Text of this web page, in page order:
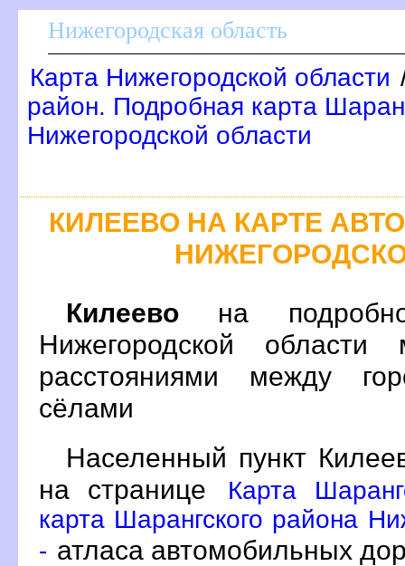
Нижегородская область
Карта Нижегородской области
район. Подробная карта
Нижегородской области
КИЛЕЕВО НА КАРТЕ
Килеево на
Нижегородской
расстояниями между
сёлами
Населенный пункт
на странице
Карта
карта Шарангского района
- атласа автомобильных